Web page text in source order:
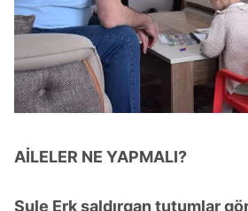
AİLELER NE YAPMALI?
Şule Erk saldırgan tutumlar